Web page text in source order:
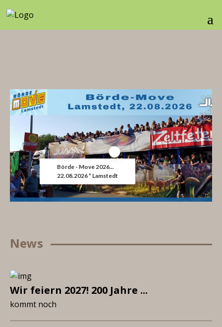
Börde - Move 2026...
22.08.2026 * Lamstedt
News
Wir feiern 2027! 200 Jahre ...
kommt noch